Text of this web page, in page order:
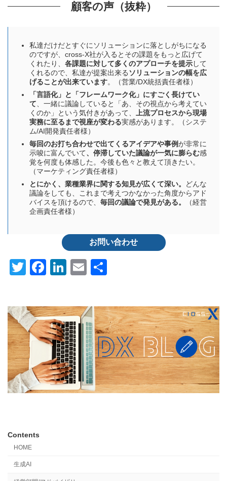
顧客の声（抜粋）
私達だけだとすぐにソリューションに落としがちになる
のですが、cross-X社が入るとその課題をもっと広げて
くれたり、 各課題に対して多くのアプローチを提示して
くれるので、私達が提案出来る ソリューションの幅を広
げることが出来ています。（営業/DX統括責任者様）
「言語化」と「フレームワーク化」にすごく長けてい
て 、一緒に議論していると「あ、その視点から考えてい
くのか」という気付きがあって、
上流プロセスから現場
実務に至るまで視座が変わる実感があります。（システ
ム/AI開発責任者様）
毎回のお打ち合わせで出てくるアイデアや事例が非常に
示唆に富んでいて、停滞していた議論が一気に膨らむ感
覚を何度も体感した。今後も色々と教えて頂きたい。
（マーケティング責任者様）
とにかく、業種業界に関する知見が広くて深い。
どんな
議論をしても、これまで考えつかなかった角度からアド
バイスを頂けるので、 毎回の議論で発見がある。
（経営
企画責任者様）
お問い合わせ
T
er
F
e
b
o
o
k
Li
e
dI
n
E
Contents
HOME
生成AI